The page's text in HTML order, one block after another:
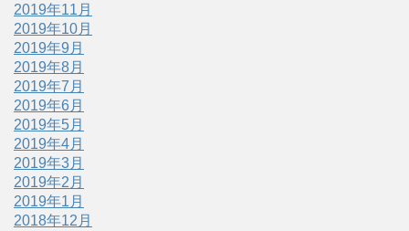
2019年11月
2019年10月
2019年9月
2019年8月
2019年7月
2019年6月
2019年5月
2019年4月
2019年3月
2019年2月
2019年1月
2018年12月